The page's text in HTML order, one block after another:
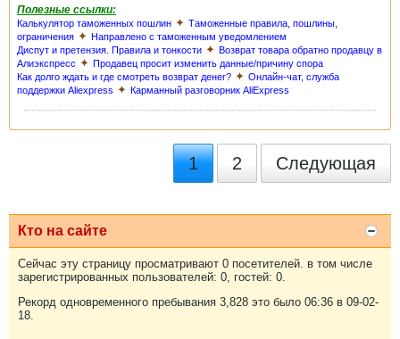
Полезные ссылки:
Калькулятор таможенных пошлин ✦ Таможенные правила, пошлины,
ограничения ✦ Направлено с таможенным уведомлением
Диспут и претензия. Правила и тонкости ✦ Возврат товара обратно продавцу в
Алиэкспресс ✦ Продавец просит изменить данные/причину спора
Как долго ждать и где смотреть возврат денег? ✦ Онлайн-чат, служба
поддержки Aliexpress ✦ Карманный разговорник AliExpress
1 2 Следующая
Кто на сайте
Сейчас эту страницу просматривают 0 посетителей. в том числе
зарегистрированных пользователей: 0, гостей: 0.
Рекорд одновременного пребывания 3,828 это было 06:36 в 09-02-
18.